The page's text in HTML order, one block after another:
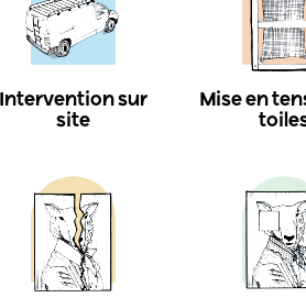
Intervention sur
site
Mise en